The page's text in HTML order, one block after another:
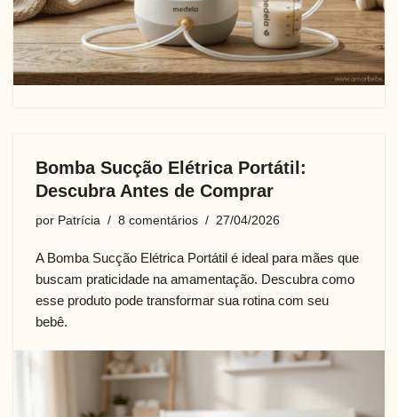
Bomba Sucção Elétrica Portátil:
Descubra Antes de Comprar
por Patrícia 8 comentários 27/04/2026
A Bomba Sucção Elétrica Portátil é ideal para mães que
buscam praticidade na amamentação. Descubra como
esse produto pode transformar sua rotina com seu
bebê.